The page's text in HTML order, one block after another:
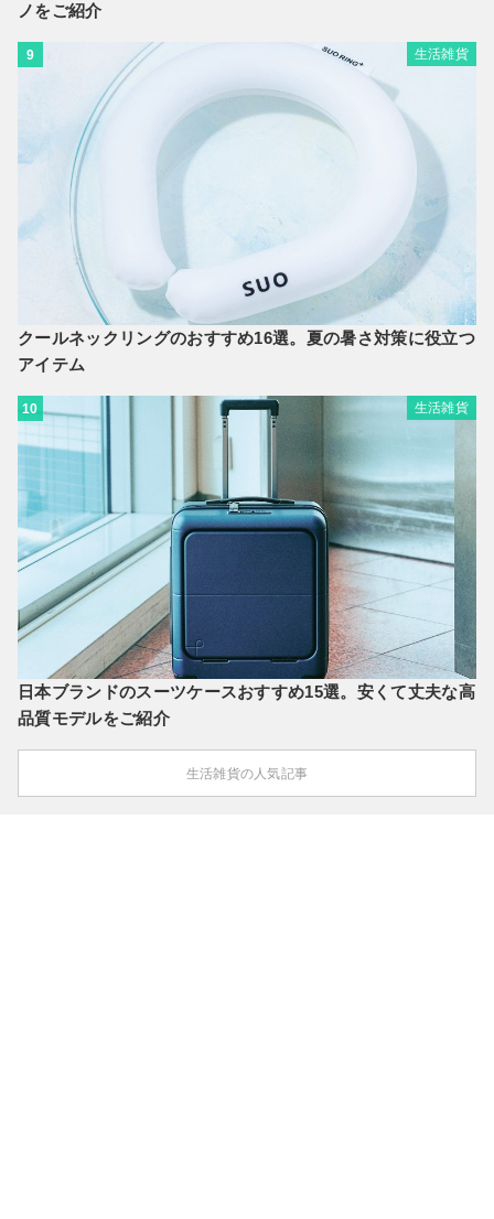
ノをご紹介
9 生活雑貨
クールネックリングのおすすめ16選。夏の暑さ対策に役立つ
アイテム
10 生活雑貨
日本ブランドのスーツケースおすすめ15選。安くて丈夫な高
品質モデルをご紹介
生活雑貨の人気記事